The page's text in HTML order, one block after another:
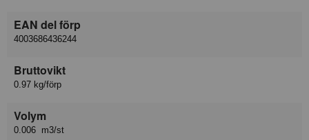
EAN del förp
4003686436244
Bruttovikt
0.97 kg/förp
Volym
0.006 m3/st